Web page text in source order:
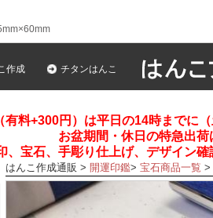
作成 チタンはんこ
有料+300円）は平日の14時までに
お盆期間・休日の特急出荷
、宝石、手彫り仕上げ、デザイン
はんこ作成通販 > 開運印鑑> 宝石商品一覧 >